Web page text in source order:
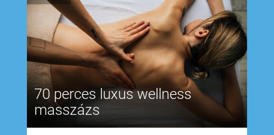
70 perces luxus wellness
masszázs